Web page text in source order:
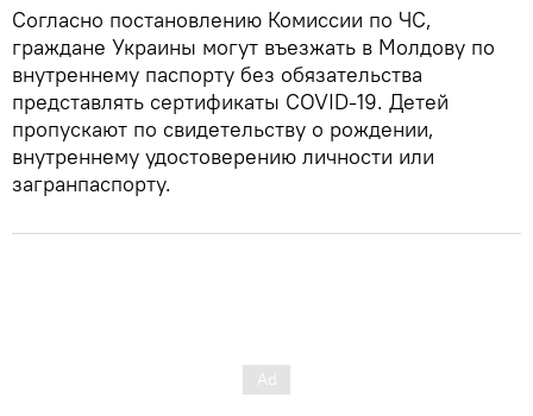
Согласно постановлению Комиссии по ЧС,
граждане Украины могут въезжать в Молдову по
внутреннему паспорту без обязательства
представлять сертификаты COVID-19. Детей
пропускают по свидетельству о рождении,
внутреннему удостоверению личности или
загранпаспорту.